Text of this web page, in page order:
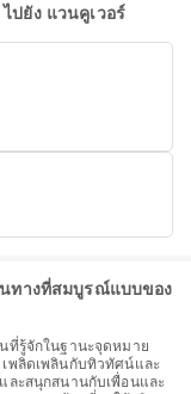
ปยัง แวนคูเวอร์
ทางที่สมบูรณ์แบบของ
ที่รู้จักในฐานะจุดหมาย
พลิดเพลินกับทิวทัศน์และ
ละสนุกสนานกับเพื่อนและ